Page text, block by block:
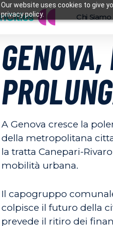
Our website uses cookies to give
privacy policy.
Chi Siamo
A Genova cresce la
della metropolitana
la tratta Canepari-
mobilità urbana.
Il capogruppo
colpisce il futuro della
prevede il ritiro dei